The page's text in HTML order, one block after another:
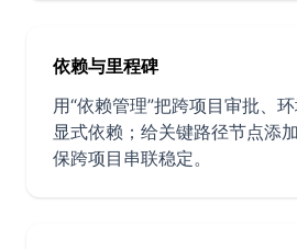
依赖与里程碑
用“依赖管理”把跨项目审批、
显式依赖；给关键路径节点添
保跨项目串联稳定。